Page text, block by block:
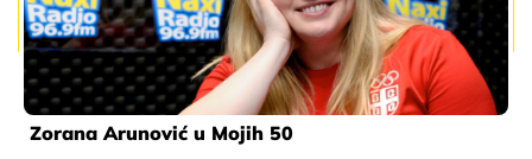
Zorana Arunović u Mojih 50